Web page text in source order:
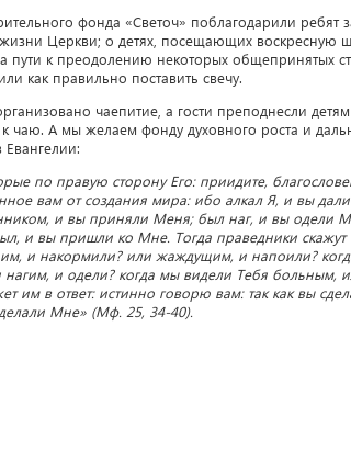
фонда «Светоч» поблагодарили ребят
Церкви; о детях, посещающих воскресную
пути к преодолению некоторых общепринятых
как правильно поставить свечу.
чаепитие, а гости преподнесли
к чаю. А мы желаем фонду духовного роста и
по правую сторону Его: приидите,
вам от создания мира: ибо алкал Я, и вы
и вы приняли Меня; был наг, и вы одели
и вы пришли ко Мне. Тогда праведники скажут
и накормили? или жаждущим, и напоили?
и одели? когда мы видели Тебя больным,
им в ответ: истинно говорю вам: так как вы
Мне» (Мф. 25, 34-40).